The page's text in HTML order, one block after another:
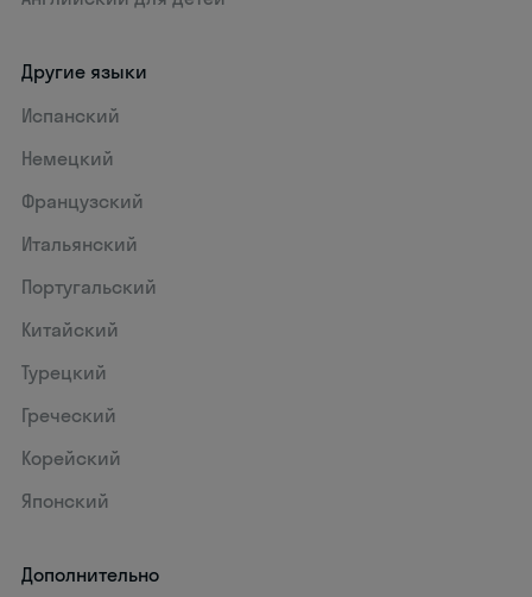
Другие языки
Испанский
Немецкий
Французский
Итальянский
Португальский
Китайский
Турецкий
Греческий
Корейский
Японский
Дополнительно